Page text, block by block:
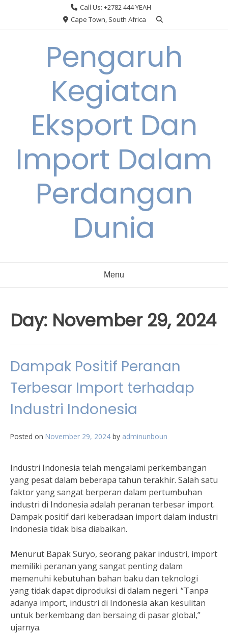
Call Us: +2782 444 YEAH
Cape Town, South Africa
Pengaruh
Kegiatan
Eksport Dan
Import Dalam
Perdangan
Dunia
Menu
Day: November 29, 2024
Dampak Positif Peranan
Terbesar Import terhadap
Industri Indonesia
Posted on November 29, 2024 by adminunboun
Industri Indonesia telah mengalami perkembangan
yang pesat dalam beberapa tahun terakhir. Salah satu
faktor yang sangat berperan dalam pertumbuhan
industri di Indonesia adalah peranan terbesar import.
Dampak positif dari keberadaan import dalam industri
Indonesia tidak bisa diabaikan.
Menurut Bapak Suryo, seorang pakar industri, import
memiliki peranan yang sangat penting dalam
memenuhi kebutuhan bahan baku dan teknologi
yang tidak dapat diproduksi di dalam negeri. “Tanpa
adanya import, industri di Indonesia akan kesulitan
untuk berkembang dan bersaing di pasar global,”
ujarnya.